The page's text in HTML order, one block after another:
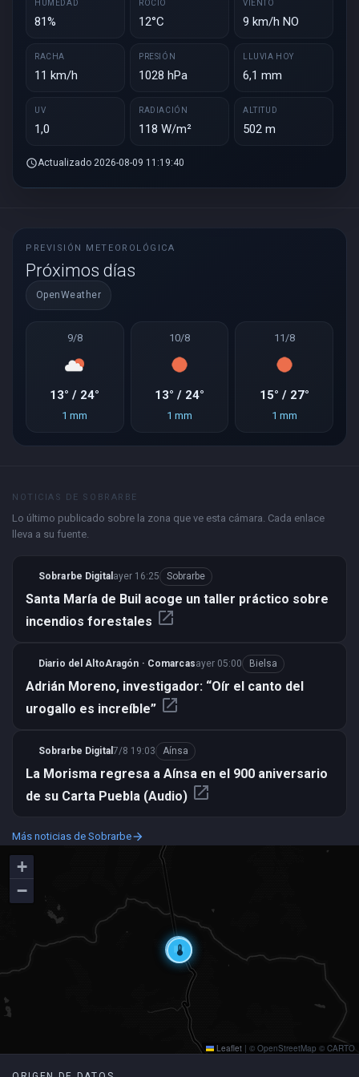
HUMEDAD
81%
ROCÍO
12°C
VIENTO
9 km/h NO
RACHA
11 km/h
PRESIÓN
1028 hPa
LLUVIA HOY
6,1 mm
UV
1,0
RADIACIÓN
118 W/m²
ALTITUD
502 m
scheduleActualizado 2026-08-09 11:19:40
PREVISIÓN METEOROLÓGICA
Próximos días
OpenWeather
9/8
13° / 24°
1 mm
10/8
13° / 24°
1 mm
11/8
15° / 27°
1 mm
NOTICIAS DE SOBRARBE
Lo último publicado sobre la zona que ve esta cámara. Cada enlace
lleva a su fuente.
Sobrarbe Digital ayer 16:25 Sobrarbe
Santa María de Buil acoge un taller práctico sobre
incendios forestales open_in_new
Diario del AltoAragón · Comarcasayer 05:00 Bielsa
Adrián Moreno, investigador: “Oír el canto del
urogallo es increíble” open_in_new
Sobrarbe Digital 7/8 19:03 Aínsa
La Morisma regresa a Aínsa en el 900 aniversario
de su Carta Puebla (Audio) open_in_new
Más noticias de Sobrarbearrow_forward
videocam
thermostat
+
−
Leaflet | © OpenStreetMap © CARTO